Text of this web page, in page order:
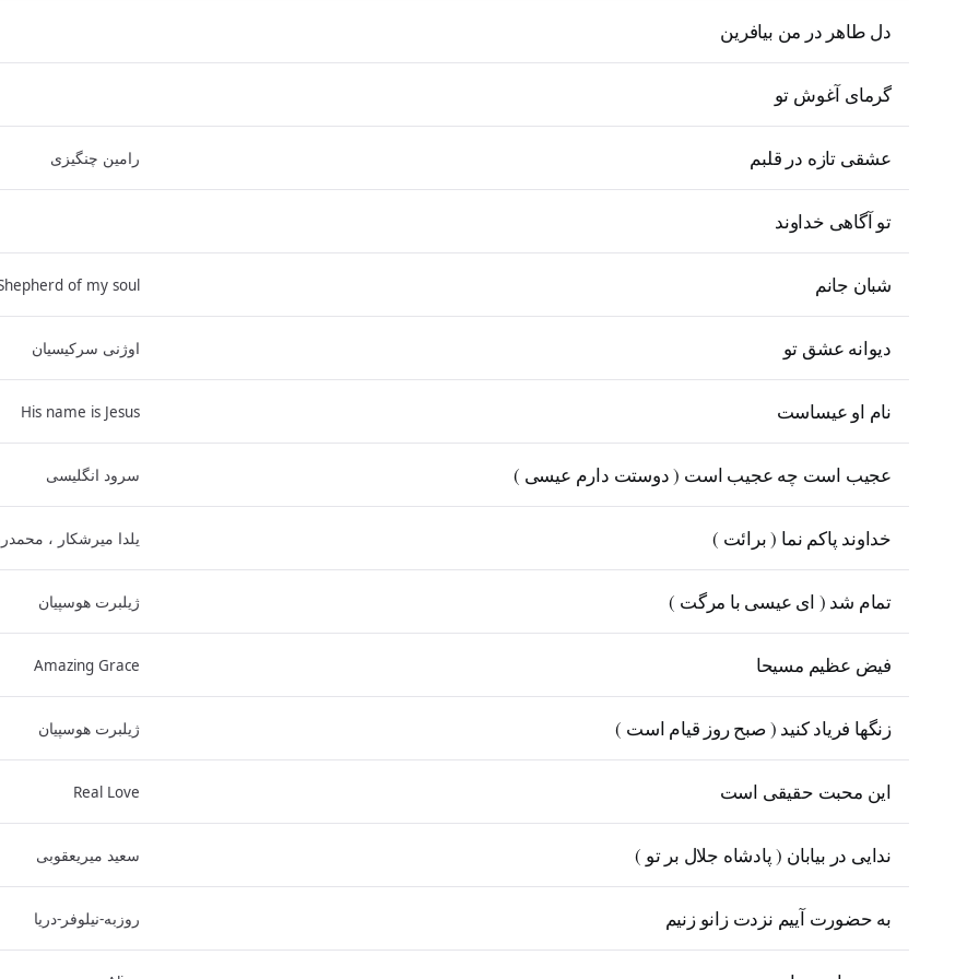
دل طاهر در من بیافرین
گرمای آغوش تو
عشقی تازه در قلبم رامین چنگیزی
تو آگاهی خداوند
شبان جانم of my soul
دیوانه عشق تو اوژنی سرکیسیان
نام او عیساست His name is Jesus
عجیب است چه عجیب است ( دوستت دارم عیسی ) سرود انگلیسی
خداوند پاکم نما ( برائت ) یلدا میرشکار ،
تمام شد ( ای عیسی با مرگت ) ژیلبرت هوسپیان
فیض عظیم مسیحا Amazing Grace
زنگها فریاد کنید ( صبح روز قیام است ) ژیلبرت هوسپیان
این محبت حقیقی است Real Love
ندایی در بیابان ( پادشاه جلال بر تو ) سعید میریعقوبی
به حضورت آییم نزدت زانو زنیم روزبه-نیلوفر-دریا